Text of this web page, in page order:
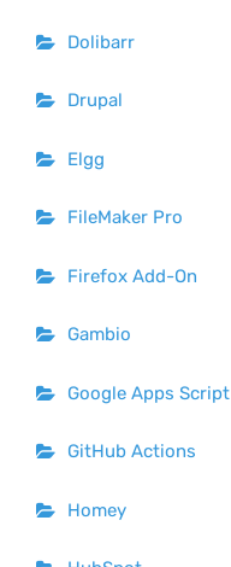
Dolibarr
Drupal
Elgg
FileMaker Pro
Firefox Add-On
Gambio
Google Apps Script
GitHub Actions
Homey